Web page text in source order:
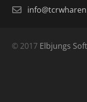
© 2017 Elbjungs